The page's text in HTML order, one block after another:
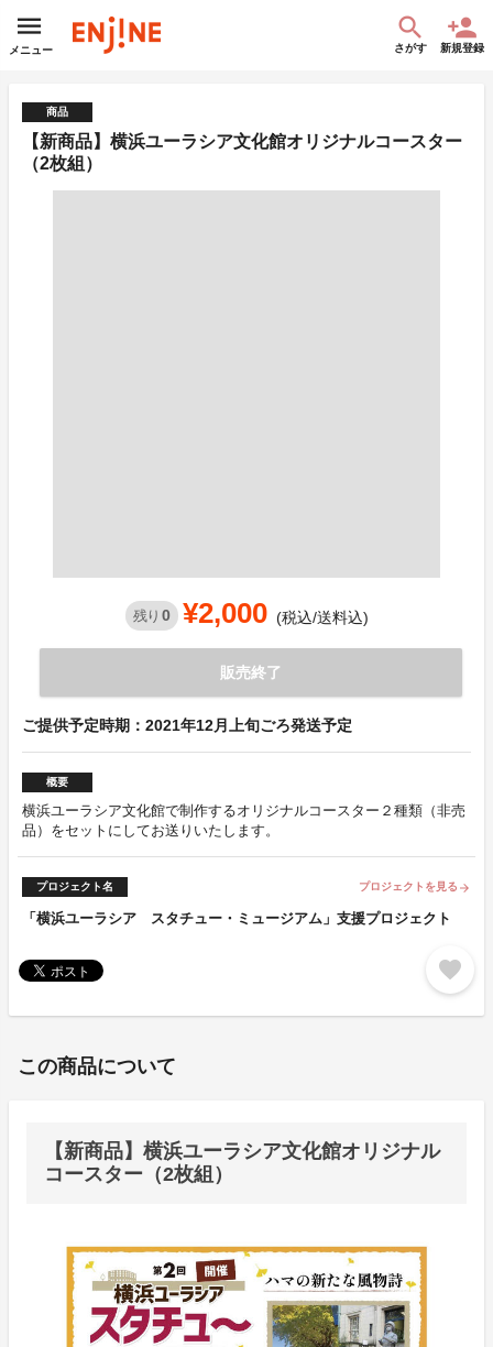
メニュー さがす 新規登録
商品
【新商品】横浜ユーラシア文化館オリジナルコースター
（2枚組）
残り 0 ¥2,000 (税込/送料込)
販売終了
ご提供予定時期：2021年12月上旬ごろ発送予定
概要
横浜ユーラシア文化館で制作するオリジナルコースター２種類（非売
品）をセットにしてお送りいたします。
プロジェクト名 プロジェクトを見る arrow_forward
「横浜ユーラシア スタチュー・ミュージアム」支援プロジェクト
favorite
この商品について
【新商品】横浜ユーラシア文化館オリジナル
コースター（2枚組）